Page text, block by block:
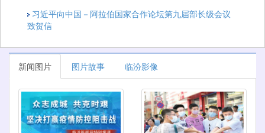
习近平向中国－阿拉伯国家合作论坛第九届部长级会议
致贺信
新闻图片 图片故事 临汾影像